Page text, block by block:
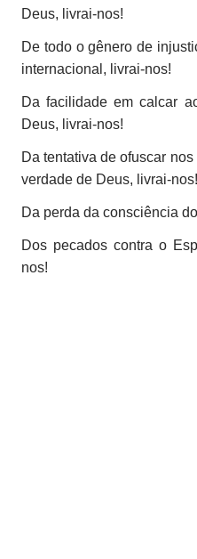
Deus, livrai-nos!
De todo o gênero de
internacional, livrai-nos!
Da facilidade em calcar
Deus, livrai-nos!
Da tentativa de ofuscar
verdade de Deus, livrai-nos!
Da perda da consciência
Dos pecados contra o
nos!